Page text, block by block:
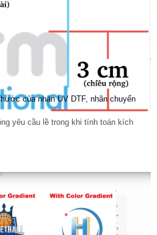
của nhãn UV DTF, nhãn chuyển
yêu cầu lề trong khi tính toán kích